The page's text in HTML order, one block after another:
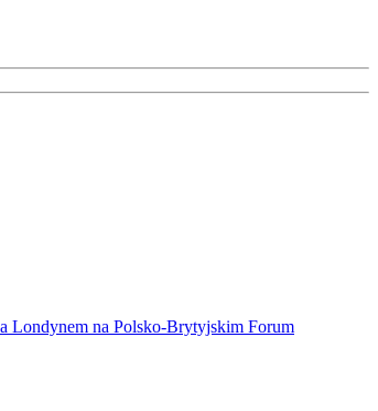
Londynem na Polsko-Brytyjskim Forum